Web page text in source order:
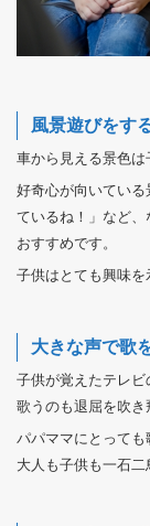
風景遊びをす
車から見える景色は
好奇心が向いてい
ているね！」など
おすすめです。
子供はとても興味を
大きな声で歌
子供が覚えたテレ
歌うのも退屈を吹き
パパママにとっても
大人も子供も一石二